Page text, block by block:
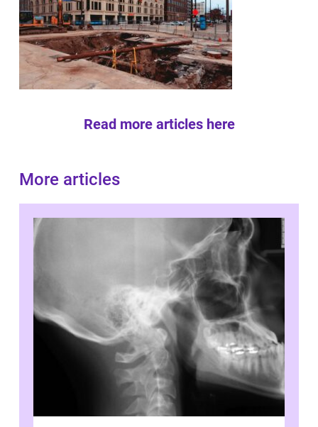
Read more articles here
More articles